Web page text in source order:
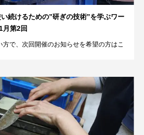
い続けるための”研ぎの技術”を学ぶワー
月第2回
で、次回開催のお知らせを希望の方はこ